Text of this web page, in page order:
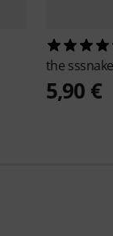
the sssnake
5,90 €